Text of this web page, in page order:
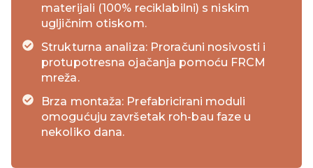
materijali (100% reciklabilni) s niskim
ugljičnim otiskom.
Strukturna analiza: Proračuni nosivosti i
protupotresna ojačanja pomoću FRCM
mreža.
Brza montaža: Prefabricirani moduli
omogućuju završetak roh-bau faze u
nekoliko dana.